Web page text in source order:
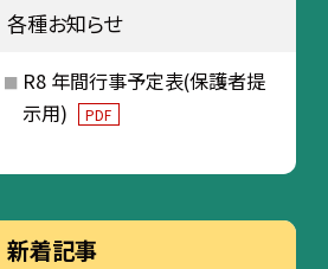
各種お知らせ
R8 年間行事予定表(保護者提
示用)
PDF
新着記事